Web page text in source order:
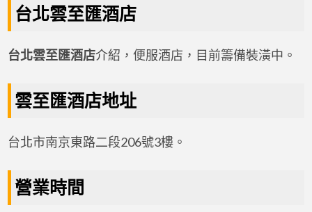
台北雲至匯酒店
台北雲至匯酒店介紹，便服酒店，目前籌備裝潢中。
雲至匯酒店地址
台北市南京東路二段206號3樓。
營業時間